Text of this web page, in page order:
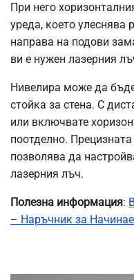
При него
уреда, което улеснява
направа на подови
ви е нужен лазерния
Нивелира може да
стойка за стена. С
или включвате
поотделно.
позволява да
лазерния лъч.
Полезна информация:
– Наръчник за